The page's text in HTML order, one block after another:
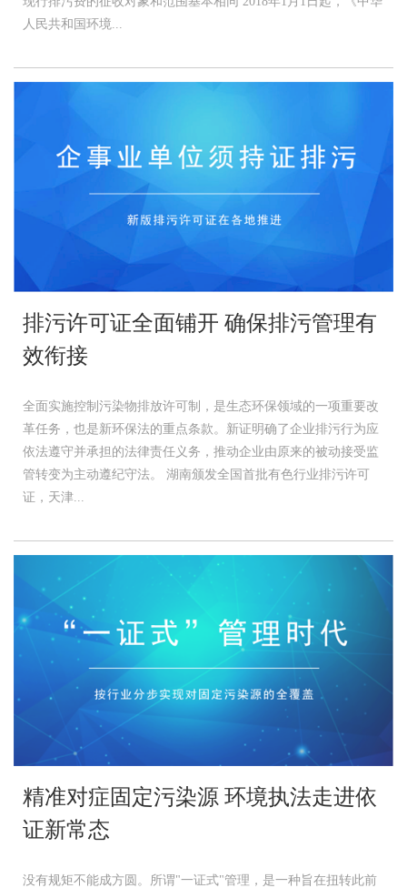
人民共和国环境...
排污许可证全面铺开 确保排污管理有
效衔接
全面实施控制污染物排放许可制，是生态环保领域的一项重要改
革任务，也是新环保法的重点条款。新证明确了企业排污行为应
依法遵守并承担的法律责任义务，推动企业由原来的被动接受监
管转变为主动遵纪守法。 湖南颁发全国首批有色行业排污许可
证，天津...
精准对症固定污染源 环境执法走进依
证新常态
没有规矩不能成方圆。所谓"一证式"管理，是一种旨在扭转此前